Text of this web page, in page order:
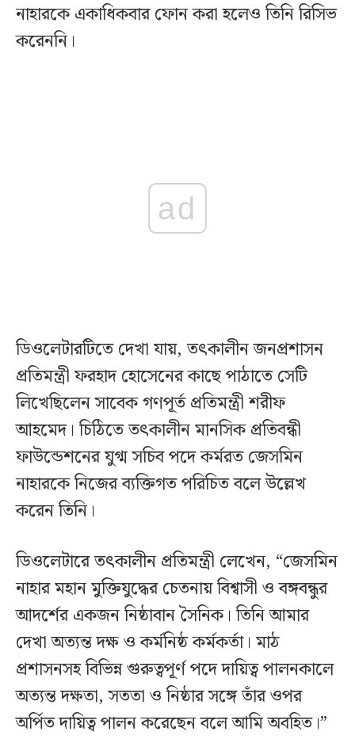
নাহারকে একাধিকবার ফোন করা হলেও তিনি রিসিভ
করেননি।
ad
ডিওলেটারটিতে দেখা যায়, তৎকালীন জনপ্রশাসন
প্রতিমন্ত্রী ফরহাদ হোসেনের কাছে পাঠাতে সেটি
লিখেছিলেন সাবেক গণপূর্ত প্রতিমন্ত্রী শরীফ
আহমেদ। চিঠিতে তৎকালীন মানসিক প্রতিবন্ধী
ফাউন্ডেশনের যুগ্ম সচিব পদে কর্মরত জেসমিন
নাহারকে নিজের ব্যক্তিগত পরিচিত বলে উল্লেখ
করেন তিনি।
ডিওলেটারে তৎকালীন প্রতিমন্ত্রী লেখেন, “জেসমিন
নাহার মহান মুক্তিযুদ্ধের চেতনায় বিশ্বাসী ও বঙ্গবন্ধুর
আদর্শের একজন নিষ্ঠাবান সৈনিক। তিনি আমার
দেখা অত্যন্ত দক্ষ ও কর্মনিষ্ঠ কর্মকর্তা। মাঠ
প্রশাসনসহ বিভিন্ন গুরুত্বপূর্ণ পদে দায়িত্ব পালনকালে
অত্যন্ত দক্ষতা, সততা ও নিষ্ঠার সঙ্গে তাঁর ওপর
অর্পিত দায়িত্ব পালন করেছেন বলে আমি অবহিত।”